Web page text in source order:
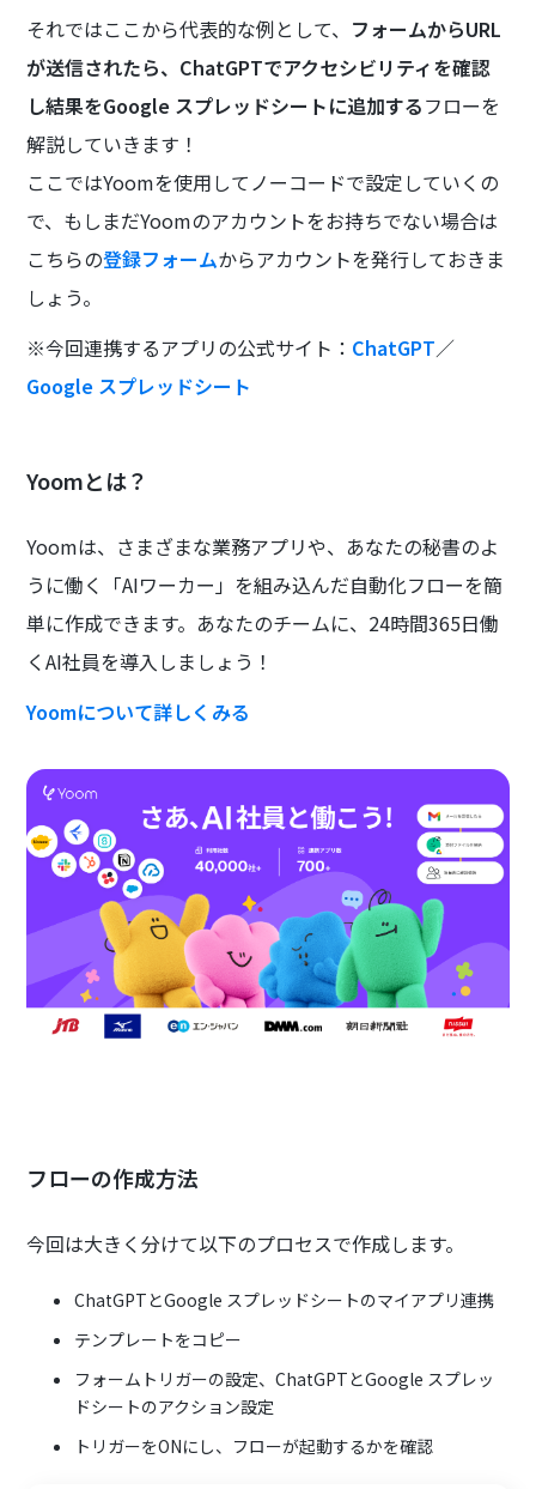
それではここから代表的な例として、 フォームからURL
が送信されたら、ChatGPTでアクセシビリティを確認
し結果をGoogle スプレッドシートに追加するフローを
解説していきます！
ここではYoomを使用してノーコードで設定していくの
で、もしまだYoomのアカウントをお持ちでない場合は
こちらの登録フォームからアカウントを発行しておきま
しょう。
※今回連携するアプリの公式サイト： ChatGPT／
Google スプレッドシート
Yoomとは？
Yoomは、さまざまな業務アプリや、あなたの秘書のよ
うに働く「AIワーカー」を組み込んだ自動化フローを簡
単に作成できます。あなたのチームに、24時間365日働
くAI社員を導入しましょう！
Yoomについて詳しくみる
フローの作成方法
今回は大きく分けて以下のプロセスで作成します。
ChatGPTとGoogle スプレッドシートのマイアプリ連携
テンプレートをコピー
フォームトリガーの設定、ChatGPTとGoogle スプレッ
ドシートのアクション設定
トリガーをONにし、フローが起動するかを確認